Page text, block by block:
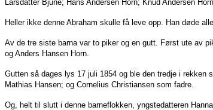
Larsdatter Bjune; Hans Andersen Horn; Knud Andersen
Heller ikke denne Abraham skulle få leve opp. Han døde
Av de tre siste barna var to piker og en gutt. Først ute av
og Anders Hansen Horn.
Gutten så dages lys 17 juli 1854 og ble den tredje i rekken
Mathias Hansen; og Cornelius Christiansen som fadre.
Og, helt til slutt i denne barneflokken, yngstedatteren